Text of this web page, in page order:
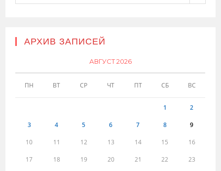
АРХИВ ЗАПИСЕЙ
АВГУСТ 2026
ПН ВТ СР ЧТ ПТ СБ ВС
1 2
3 4 5 6 7 8 9
10 11 12 13 14 15 16
17 18 19 20 21 22 23